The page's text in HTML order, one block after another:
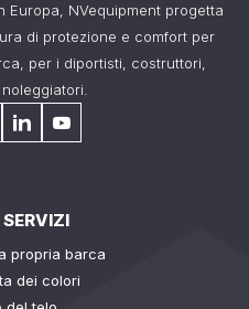
Europa, NVequipment progetta
di protezione e comfort per
per i diportisti, costruttori,
propria barca
dei colori